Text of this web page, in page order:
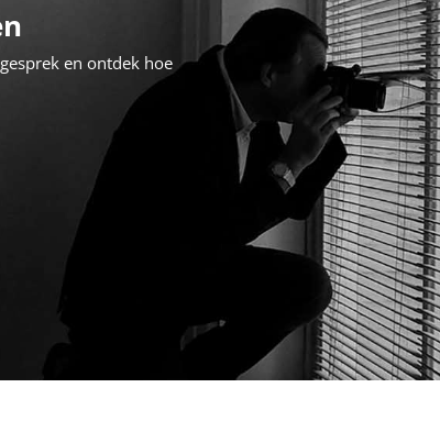
en ontdek hoe